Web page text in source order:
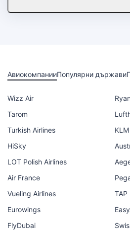
АвиокомпанииПопулярни държави
Wizz Air
Tarom
Turkish Airlines
KLM
HiSky
LOT Polish Airlines
Air France
Vueling Airlines
TAP
Eurowings
FlyDubai